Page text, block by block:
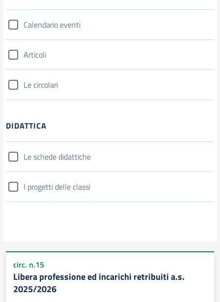
Calendario eventi
Articoli
Le circolari
DIDATTICA
Le schede didattiche
I progetti delle classi
circ. n.15
Libera professione ed incarichi retribuiti a.s.
2025/2026